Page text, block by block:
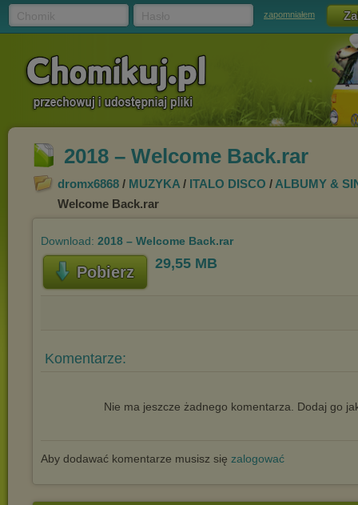
zapomniałem
2018 ‎– Welcome Back.rar
dromx6868 / MUZYKA / ITALO DISCO / ALBUMY &
Welcome Back.rar
Download: 2018 ‎– Welcome Back.rar
Pobierz 29,55 MB
Komentarze:
Nie ma jeszcze żadnego komentarza. Dodaj go
Aby dodawać komentarze musisz się zalogować